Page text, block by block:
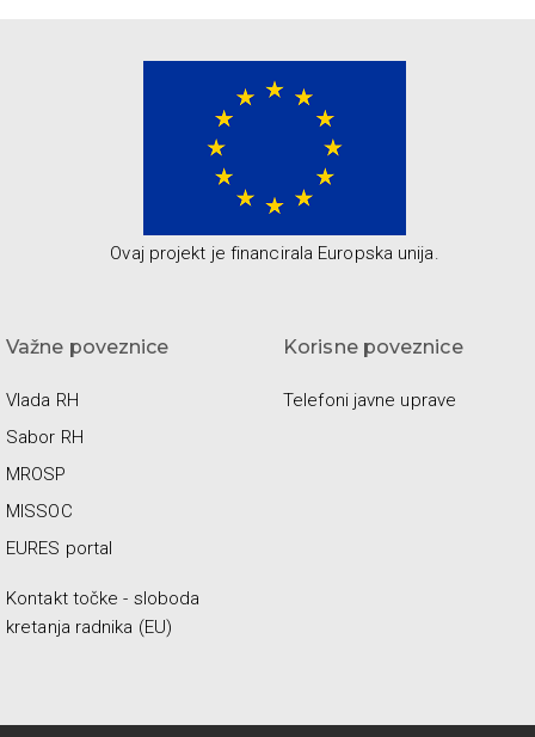
Ovaj projekt je financirala Europska unija.
Važne poveznice
Vlada RH
Sabor RH
MROSP
MISSOC
EURES portal
Kontakt točke - sloboda
kretanja radnika (EU)
Korisne poveznice
Telefoni javne uprave